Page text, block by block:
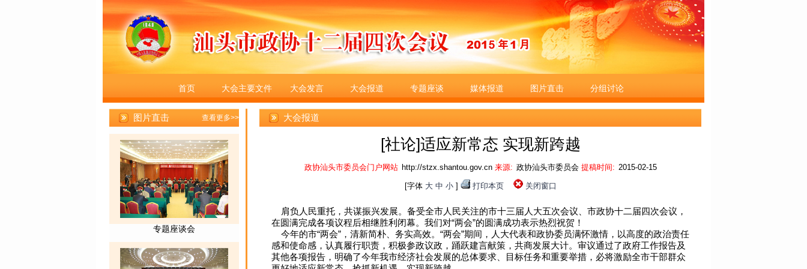
首页 大会主要文件 大会发言 大会报道 专题座谈 媒体报道 图片直击 分组讨论
大会报道
[社论]适应新常态 实现新跨越
政协汕头市委员会门户网站 http://stzx.shantou.gov.cn 来源: 政协汕头市委员会 提稿时间: 2015-02-15
[字体 大 中 小 ] 打印本页 关闭窗口
肩负人民重托，共谋振兴发展。备受全市人民关注的市十三届人大五次会议、市政协十二届四次会议，
在圆满完成各项议程后相继胜利闭幕。我们对“两会”的圆满成功表示热烈祝贺！
今年的市“两会”，清新简朴、务实高效。“两会”期间，人大代表和政协委员满怀激情，以高度的政治责任
感和使命感，认真履行职责，积极参政议政，踊跃建言献策，共商发展大计。审议通过了政府工作报告及
其他各项报告，明确了今年我市经济社会发展的总体要求、目标任务和重要举措，必将激励全市干部群众